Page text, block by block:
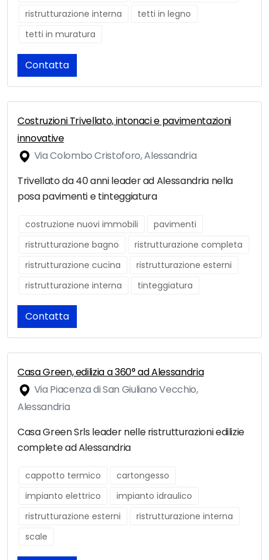
ristrutturazione interna
tetti in legno
tetti in muratura
Contatta
Costruzioni Trivellato, intonaci e pavimentazioni
innovative
Via Colombo Cristoforo, Alessandria
Trivellato da 40 anni leader ad Alessandria nella
posa pavimenti e tinteggiatura
costruzione nuovi immobili
pavimenti
ristrutturazione bagno
ristrutturazione completa
ristrutturazione cucina
ristrutturazione esterni
ristrutturazione interna
tinteggiatura
Contatta
Casa Green, edilizia a 360° ad Alessandria
Via Piacenza di San Giuliano Vecchio,
Alessandria
Casa Green Srls leader nelle ristrutturazioni edilizie
complete ad Alessandria
cappotto termico
cartongesso
impianto elettrico
impianto idraulico
ristrutturazione esterni
ristrutturazione interna
scale